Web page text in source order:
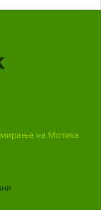
на Мотика